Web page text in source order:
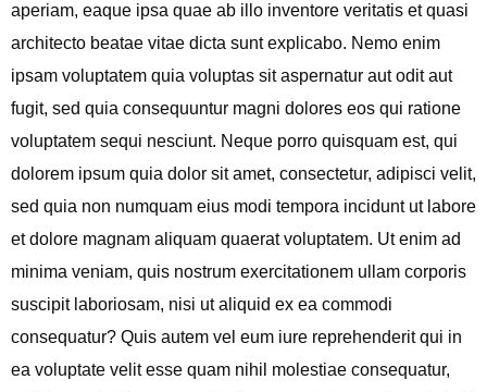
aperiam, eaque ipsa quae ab illo inventore veritatis et quasi
architecto beatae vitae dicta sunt explicabo. Nemo enim
ipsam voluptatem quia voluptas sit aspernatur aut odit aut
fugit, sed quia consequuntur magni dolores eos qui ratione
voluptatem sequi nesciunt. Neque porro quisquam est, qui
dolorem ipsum quia dolor sit amet, consectetur, adipisci velit,
sed quia non numquam eius modi tempora incidunt ut labore
et dolore magnam aliquam quaerat voluptatem. Ut enim ad
minima veniam, quis nostrum exercitationem ullam corporis
suscipit laboriosam, nisi ut aliquid ex ea commodi
consequatur? Quis autem vel eum iure reprehenderit qui in
ea voluptate velit esse quam nihil molestiae consequatur,